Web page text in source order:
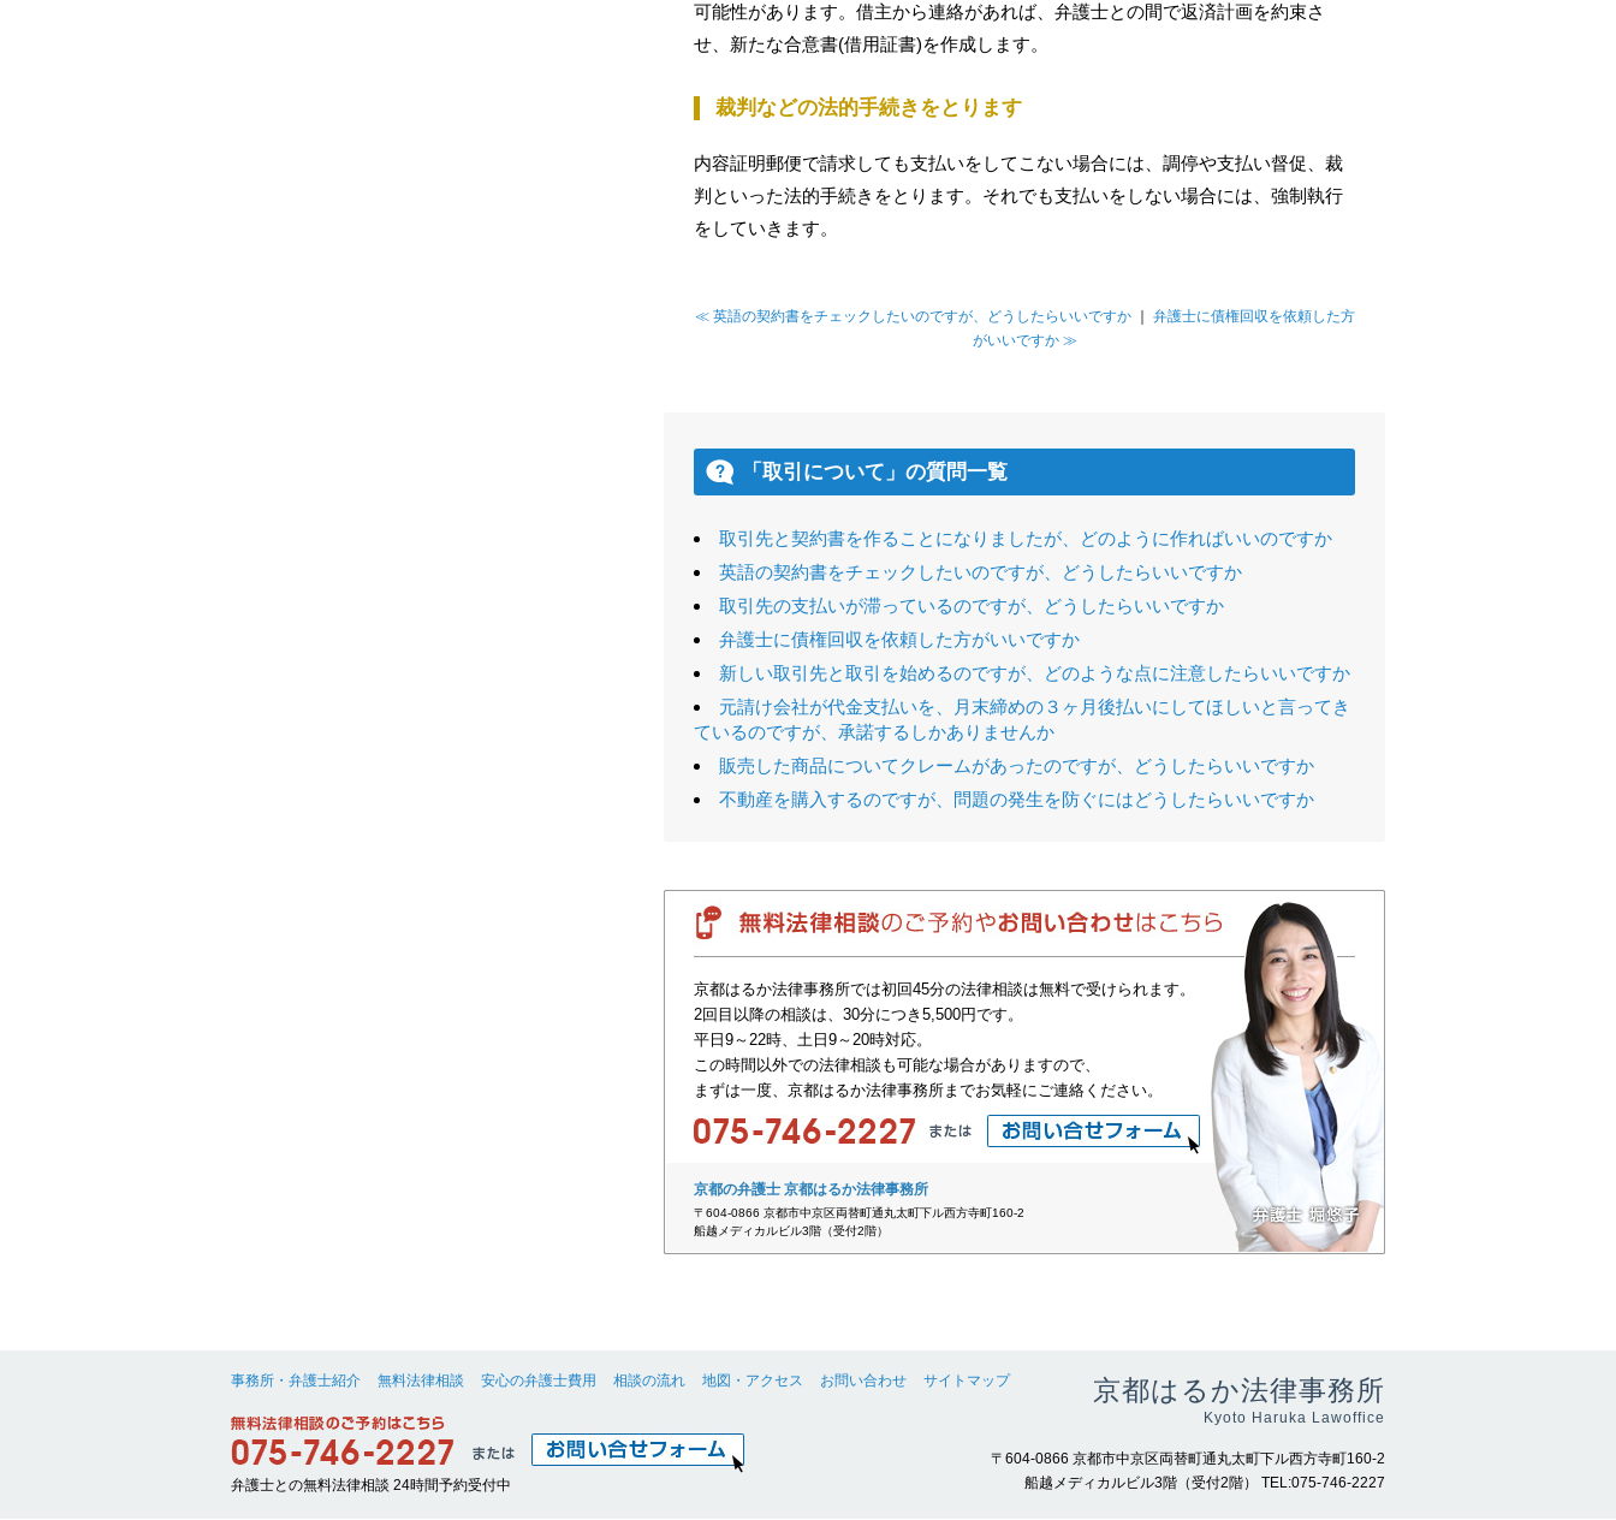
可能性があります。借主から連絡があれば、弁護士との間で返済計画を約束さ
せ、新たな合意書(借用証書)を作成します。
裁判などの法的手続きをとります
内容証明郵便で請求しても支払いをしてこない場合には、調停や支払い督促、裁
判といった法的手続きをとります。それでも支払いをしない場合には、強制執行
をしていきます。
≪ 英語の契約書をチェックしたいのですが、どうしたらいいですか｜ 弁護士に債権回収を依頼した方
がいいですか ≫
「取引について」の質問一覧
取引先と契約書を作ることになりましたが、どのように作ればいいのですか
英語の契約書をチェックしたいのですが、どうしたらいいですか
取引先の支払いが滞っているのですが、どうしたらいいですか
弁護士に債権回収を依頼した方がいいですか
新しい取引先と取引を始めるのですが、どのような点に注意したらいいですか
元請け会社が代金支払いを、月末締めの３ヶ月後払いにしてほしいと言ってき
ているのですが、承諾するしかありませんか
販売した商品についてクレームがあったのですが、どうしたらいいですか
不動産を購入するのですが、問題の発生を防ぐにはどうしたらいいですか
京都はるか法律事務所では初回45分の法律相談は無料で受けられます。
2回目以降の相談は、30分につき5,500円です。
平日9～22時、土日9～20時対応。
この時間以外での法律相談も可能な場合がありますので、
まずは一度、京都はるか法律事務所までお気軽にご連絡ください。
京都の弁護士 京都はるか法律事務所
〒604-0866 京都市中京区両替町通丸太町下ル西方寺町160-2
船越メディカルビル3階（受付2階）
事務所・弁護士紹介 無料法律相談 安心の弁護士費用 相談の流れ 地図・アクセス お問い合わせ サイトマップ 京都はるか法律事務所
Kyoto Haruka Lawoffice
〒604-0866 京都市中京区両替町通丸太町下ル西方寺町160-2
船越メディカルビル3階（受付2階） TEL:075-746-2227
弁護士との無料法律相談 24時間予約受付中